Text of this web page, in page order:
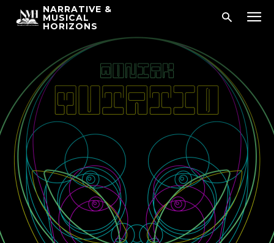
NARRATIVE &
MUSICAL
HORIZONS